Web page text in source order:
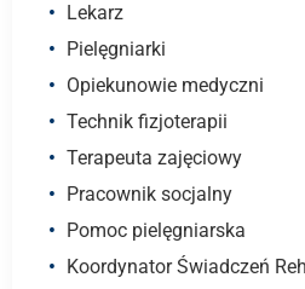
Lekarz
Pielęgniarki
Opiekunowie medyczni
Technik fizjoterapii
Terapeuta zajęciowy
Pracownik socjalny
Pomoc pielęgniarska
Koordynator Świadczeń